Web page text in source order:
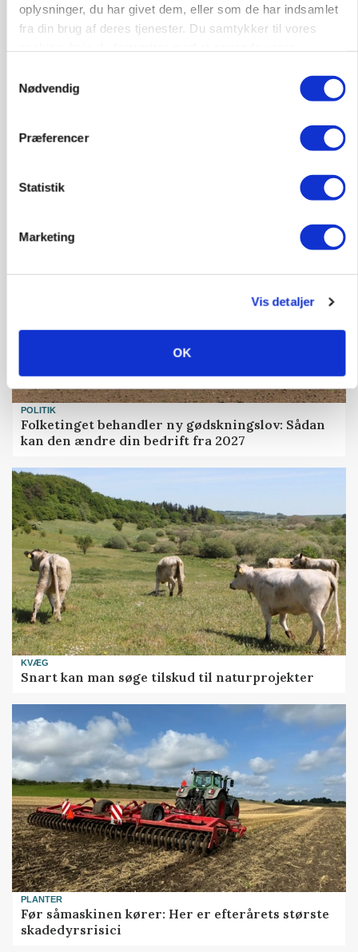
oplysninger, du har givet dem, eller som de har indsamlet
fra din brug af deres tjenester. Du samtykker til vores
Nødvendig
Præferencer
Statistik
Marketing
Vis detaljer
OK
marked for biokul
POLITIK
»Nu stopper I«: Landbrugsdebattør og
gødskningslov
POLITIK
Folketinget behandler ny gødskningslov: Sådan
kan den ændre din bedrift fra 2027
KVÆG
Snart kan man søge tilskud til naturprojekter
PLANTER
Før såmaskinen kører: Her er efterårets største
skadedyrsrisici